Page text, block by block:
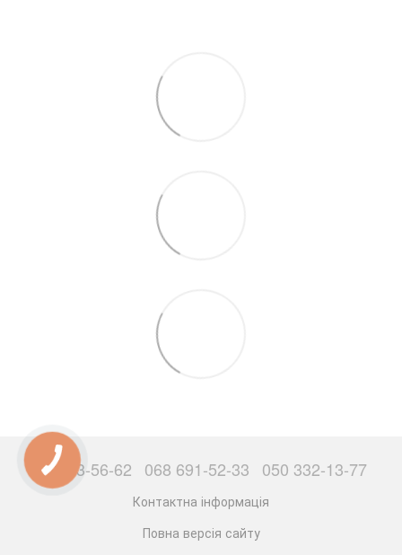
063 503-56-62 068 691-52-33 050 332-13-77
Контактна інформація
Повна версія сайту